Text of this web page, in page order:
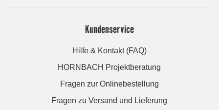
Kundenservice
Hilfe & Kontakt (FAQ)
HORNBACH Projektberatung
Fragen zur Onlinebestellung
Fragen zu Versand und Lieferung